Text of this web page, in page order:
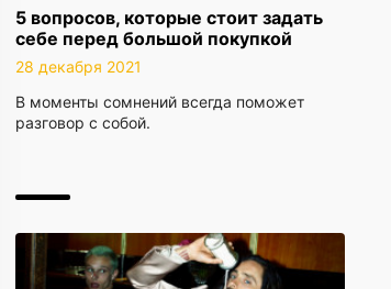
5 вопросов, которые стоит задать
себе перед большой покупкой
28 декабря 2021
В моменты сомнений всегда поможет
разговор с собой.